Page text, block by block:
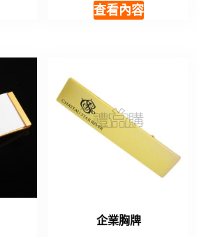
查看內容
企業胸牌